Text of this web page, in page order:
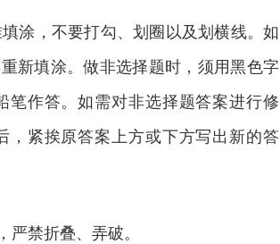
涂，不要打勾、划圈以及划横线。如
新填涂。做非选择题时，须用黑色字
作答。如需对非选择题答案进行修
紧挨原答案上方或下方写出新的答
禁折叠、弄破。